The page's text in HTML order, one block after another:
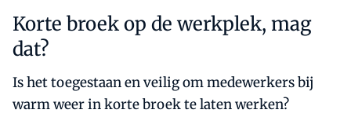
Korte broek op de werkplek, mag
dat?
Is het toegestaan en veilig om medewerkers bij
warm weer in korte broek te laten werken?